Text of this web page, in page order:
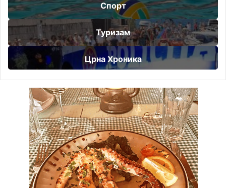
Спорт
Туризам
Црна Хроника